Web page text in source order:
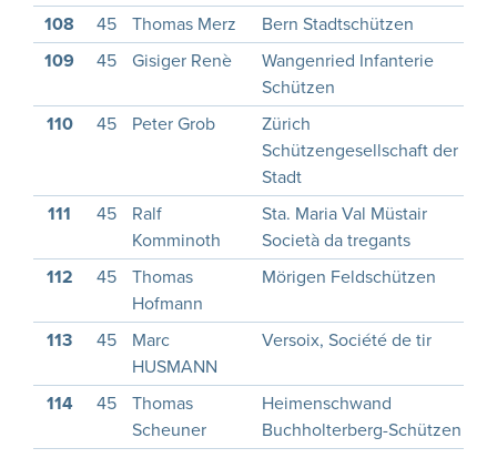
108 45 Thomas Merz Bern Stadtschützen
109
45 Gisiger Renè
Wangenried Infanterie
Schützen
110 45 Peter Grob
Zürich
Schützengesellschaft der
Stadt
111 45
Ralf
Komminoth
Sta. Maria Val Müstair
Società da tregants
112 45
Thomas
Hofmann
Mörigen Feldschützen
113 45
Marc
HUSMANN
Versoix, Société de tir
114 45
Thomas
Scheuner
Heimenschwand
Buchholterberg-Schützen